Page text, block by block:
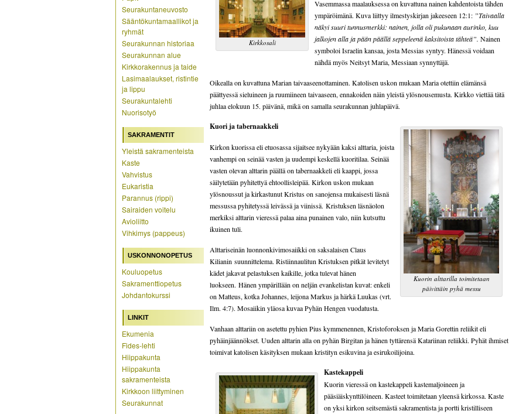
Seurakuntaneuvosto
Sääntökuntamaallikot ja
ryhmät
Seurakunnan historiaa
Seurakunnan alue
Kirkkorakennus ja taide
Lasimaalaukset, ristintie
ja lippu
Seurakuntalehti
Nuorisotyö
SAKRAMENTIT
Yleistä sakramenteista
Kaste
Vahvistus
Eukaristia
Parannus (rippi)
Sairaiden voitelu
Avioliitto
Vihkimys (pappeus)
USKONNONOPETUS
Kouluopetus
Sakramenttiopetus
Johdantokurssi
LINKIT
Ekumenia
Fides-lehti
Hiippakunta
Hiippakunta
sakramenteista
Kirkkoon liittyminen
Seurakunnat
Kirkkosali
Vasemmassa maalauksessa on kuvattuna nainen kahdentoista tähden
ympäröimänä. Kuva liittyy ilmestyskirjan jakeeseen 12:1: ”Taivaalla
näkyi suuri tunnusmerkki: nainen, jolla oli pukunaan aurinko, kuu
jalkojen alla ja pään päällä seppeleenä kaksitoista tähteä”. Nainen
symboloi Israelin kansaa, josta Messias syntyy. Hänessä voidaan
nähdä myös Neitsyt Maria, Messiaan synnyttäjä.
Oikealla on kuvattuna Marian taivaaseenottaminen. Katolisen uskon mukaan Maria otettiin elämänsä
päättyessä sieluineen ja ruumiineen taivaaseen, ennakoiden näin yleistä ylösnousemusta. Kirkko viettää tätä
juhlaa elokuun 15. päivänä, mikä on samalla seurakunnan juhlapäivä.
Kuorin alttarilla toimitetaan
päivittäin pyhä messu
Kuori ja tabernaakkeli
Kirkon kuorissa eli etuosassa sijaitsee nykyään kaksi alttaria, joista
vanhempi on seinää vasten ja uudempi keskellä kuoritilaa. Seinää
vasten olevan alttarin päällä on tabernaakkeli eli kaappi, jossa
säilytetään pyhitettyä ehtoollisleipää. Kirkon uskon mukaan
ylösnoussut ja kirkastunut Kristus on sanojensa mukaisesti läsnä
messussa pyhitetyssä leivässä ja viinissä. Kristuksen läsnäolon
merkiksi alttarin vieressä palaa aina punainen valo, niin kutsuttu
ikuinen tuli.
Alttariseinän luonnonkivimosaiikki on saksalaisen Claus
Kilianin suunnittelema. Ristiinnaulitun Kristuksen pitkät levitetyt
kädet jakavat pelastuksen kaikille, jotka tulevat hänen
luokseen. Hänen ympärillään on neljän evankelistan kuvat: enkeli
on Matteus, kotka Johannes, leijona Markus ja härkä Luukas (vrt.
Ilm. 4:7). Mosaiikin yläosa kuvaa Pyhän Hengen vuodatusta.
Vanhaan alttariin on asetettu pyhien Pius kymmenennen, Kristoforoksen ja Maria Gorettin reliikit eli
pyhäinjäännökset. Uuden alttarin alla on pyhän Birgitan ja hänen tyttärensä Katariinan reliikki. Pyhät ihmiset
toimivat katolisen käsityksen mukaan kristityn esikuvina ja esirukoilijoina.
Kastekappeli
Kuorin vieressä on kastekappeli kastemaljoineen ja
pääsiäiskynttilöineen. Kasteet toimitetaan yleensä kirkossa. Kaste
on yksi kirkon seitsemästä sakramentista ja portti kristilliseen